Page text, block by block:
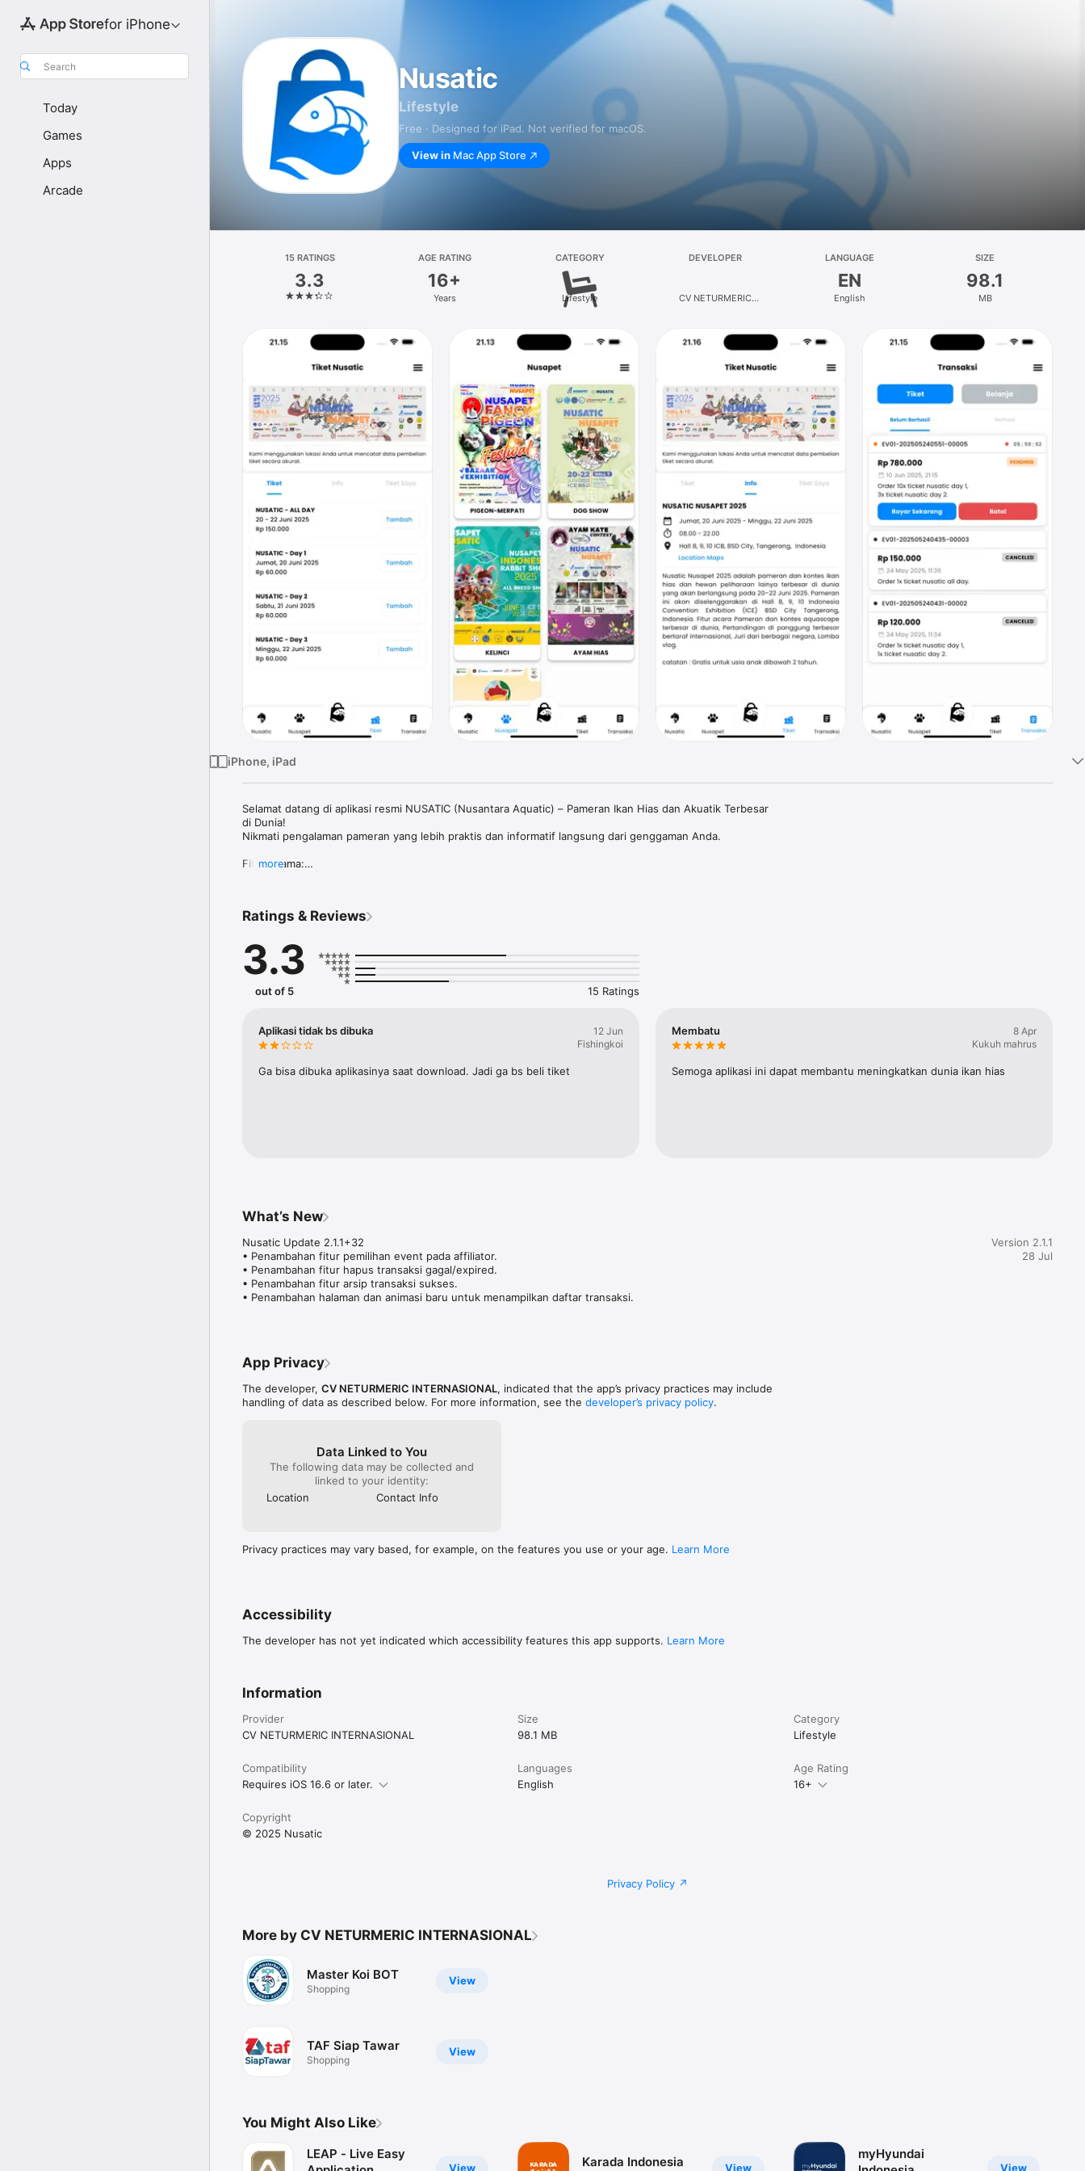
for iPhone
Search
Today
Games
Apps
Arcade
Nusatic
Lifestyle
Free · Designed for iPad. Not verified for macOS.
View in Mac App Store
15 RATINGS
3.3
AGE RATING
16+
Years
CATEGORY
Lifestyle
DEVELOPER
CV NETURMERIC
LANGUAGE
EN
English
SIZE
98.1
MB
iPhone, iPad
Selamat datang di aplikasi resmi NUSATIC (Nusantara Aquatic) – Pameran Ikan Hias dan Akuatik Terbesar
di Dunia!
Nikmati pengalaman pameran yang lebih praktis dan informatif langsung dari genggaman Anda.
Fitur Utama:
Beli tiket masuk dengan mudah dan aman langsung dari aplikasi. Tanpa antre, tanpa ribet! Tiket digital
langsung tersimpan di perangkat Anda.
NUSATIC bukan hanya sekadar pameran—ini adalah gerbang Anda ke dunia ikan hias, akuarium, dan
more
Ratings & Reviews
3.3
out of 5 15 Ratings
Aplikasi tidak bs dibuka
12 Jun
Fishingkoi
Ga bisa dibuka aplikasinya saat download. Jadi ga bs beli tiket
Membatu
8 Apr
Kukuh mahrus
Semoga aplikasi ini dapat membantu meningkatkan dunia ikan hias
What’s New
Nusatic Update 2.1.1+32
• Penambahan fitur pemilihan event pada affiliator.
• Penambahan fitur hapus transaksi gagal/expired.
• Penambahan fitur arsip transaksi sukses.
• Penambahan halaman dan animasi baru untuk menampilkan daftar transaksi.
Version 2.1.1
28 Jul
App Privacy
The developer, CV NETURMERIC INTERNASIONAL, indicated that the app’s privacy practices may include
handling of data as described below. For more information, see the developer’s privacy policy.
Data Linked to You
The following data may be collected and
linked to your identity:
Location
Contact Info
Privacy practices may vary based, for example, on the features you use or your age. Learn More
Accessibility
The developer has not yet indicated which accessibility features this app supports. Learn More
Information
Provider
CV NETURMERIC INTERNASIONAL
Size
98.1 MB
Category
Lifestyle
Compatibility
Requires iOS 16.6 or later.
Languages
English
Age Rating
16+
Copyright
© 2025 Nusatic
Privacy Policy
More by CV NETURMERIC INTERNASIONAL
View
Master Koi BOT
Shopping
View
TAF Siap Tawar
Shopping
You Might Also Like
View
LEAP - Live Easy
View
Karada Indonesia View
myHyundai